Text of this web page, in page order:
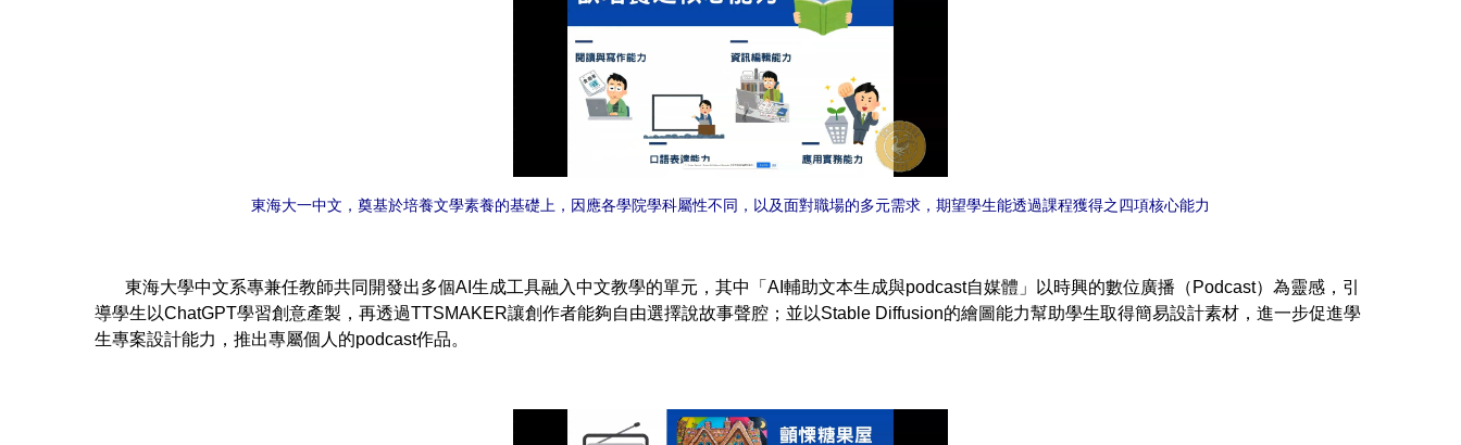
東海大一中文，奠基於培養文學素養的基礎上，因應各學院學科屬性不同，以及面對職場的多元需求，期望學生能透過課程獲得之四項核心能力
東海大學中文系專兼任教師共同開發出多個AI生成工具融入中文教學的單元，其中「AI輔助文本生成與podcast自媒體」以時興的數位廣播（Podcast）為靈感，引
導學生以ChatGPT學習創意產製，再透過TTSMAKER讓創作者能夠自由選擇說故事聲腔；並以Stable Diffusion的繪圖能力幫助學生取得簡易設計素材，進一步促進學
生專案設計能力，推出專屬個人的podcast作品。